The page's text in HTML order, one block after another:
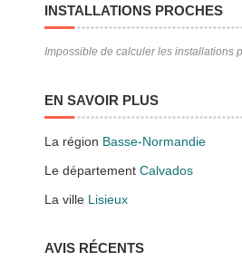
INSTALLATIONS PROCHES
Impossible de calculer les installations
EN SAVOIR PLUS
La région Basse-Normandie
Le départementCalvados
La ville Lisieux
AVIS RÉCENTS